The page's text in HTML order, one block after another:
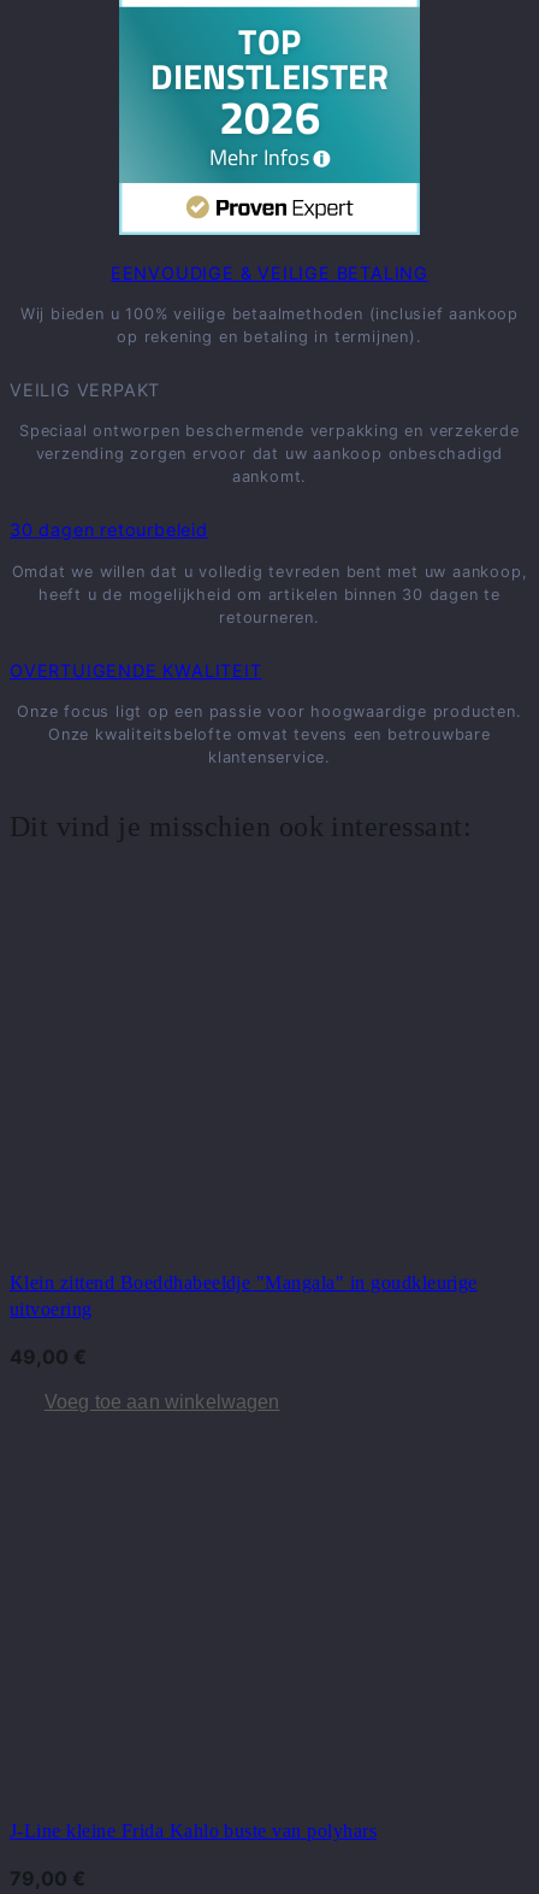
EENVOUDIGE & VEILIGE BETALING
Wij bieden u 100% veilige betaalmethoden (inclusief aankoop
op rekening en betaling in termijnen).
VEILIG VERPAKT
Speciaal ontworpen beschermende verpakking en verzekerde
verzending zorgen ervoor dat uw aankoop onbeschadigd
aankomt.
30 dagen retourbeleid
Omdat we willen dat u volledig tevreden bent met uw aankoop,
heeft u de mogelijkheid om artikelen binnen 30 dagen te
retourneren.
OVERTUIGENDE KWALITEIT
Onze focus ligt op een passie voor hoogwaardige producten.
Onze kwaliteitsbelofte omvat tevens een betrouwbare
klantenservice.
Dit vind je misschien ook interessant:
Klein zittend Boeddhabeeldje "Mangala" in goudkleurige
uitvoering
49,00 €
Voeg toe aan winkelwagen
J-Line kleine Frida Kahlo buste van polyhars
79,00 €